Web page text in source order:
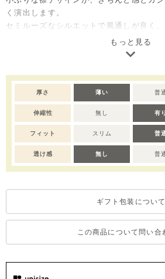
く演出します。
セミルーズなシルエットで風通しが良く
ツなど幅広いボトムスと好相性。
1枚でコーデのポイントになる着回しやす
アイテムです。
※サイズによってボタン数が異なります。
※撮影･モニター環境等により実際の商品
場合がございます。
もっと見る
厚さ 薄い 普
伸縮性 無し 有り
フィット スリム 普
透け感 無し 普
ギフト包装について
この商品について問い合